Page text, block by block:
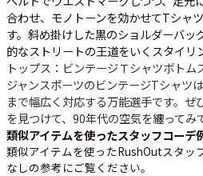
合わせ、モノトーンを効かせてTシャ
す。斜め掛けした黒のショルダーバッ
的なストリートの王道をいくスタイリ
トップス：ビンテージＴシャツボトム
ジャンスポーツのビンテージTシャツ
まで幅広く対応する万能選手です。ぜ
を見つけて、90年代の空気を纏ってみ
類似アイテムを使ったスタッフコーデ
類似アイテムを使ったRushOutスタッ
なしの参考にご覧ください。